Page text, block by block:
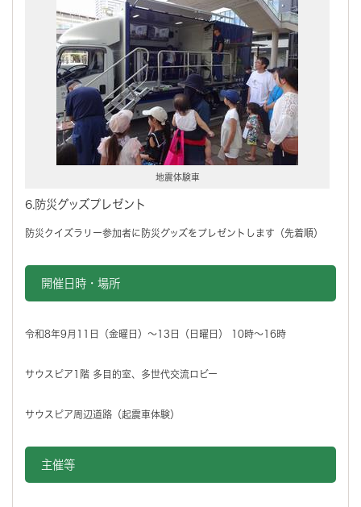
地震体験車
6.防災グッズプレゼント
防災クイズラリー参加者に防災グッズをプレゼントします（先着順）
開催日時・場所
令和8年9月11日（金曜日）～13日（日曜日） 10時～16時
サウスピア1階 多目的室、多世代交流ロビー
サウスピア周辺道路（起震車体験）
主催等